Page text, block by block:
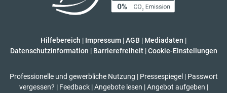
Hilfebereich | Impressum |AGB | Mediadaten |
Datenschutzinformation | Barrierefreiheit | Cookie-Einstellungen
Professionelle und gewerbliche Nutzung | Pressespiegel | Passwort
vergessen? | Feedback | Angebote lesen | Angebot aufgeben |